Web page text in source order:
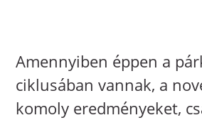
Amennyiben éppen a
ciklusában vannak, a
komoly eredményeket,